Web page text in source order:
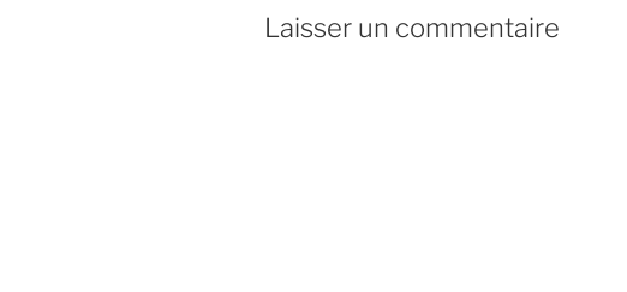
Laisser un commentaire